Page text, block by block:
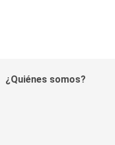
¿Quiénes somos?